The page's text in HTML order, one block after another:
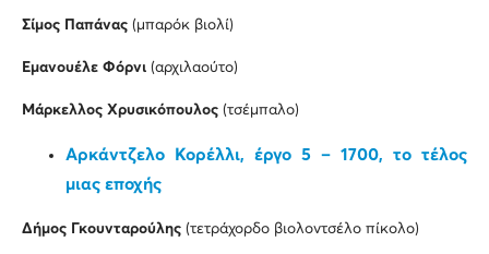
Σίμος Παπάνας (μπαρόκ βιολί)
Εμανουέλε Φόρνι (αρχιλαούτο)
Μάρκελλος Χρυσικόπουλος (τσέμπαλο)
Αρκάντζελο Κορέλλι, έργο 5 – 1700, το τέλος
μιας εποχής
Δήμος Γκουνταρούλης (τετράχορδο βιολοντσέλο πίκολο)